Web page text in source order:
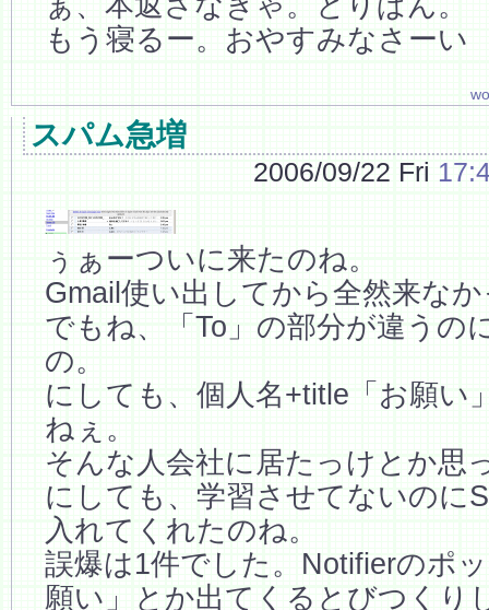
もう寝るー。おやすみなさーい
スパム急増
2006/09/22 Fri
ぅぁーついに来たのね。
Gmail使い出してから全然来な
でもね、「To」の部分が違うの
の。
にしても、個人名+title「お願い
ねぇ。
そんな人会社に居たっけとか思
にしても、学習させてないのに
入れてくれたのね。
誤爆は1件でした。Notifierのポ
願い」とか出てくるとびつくり